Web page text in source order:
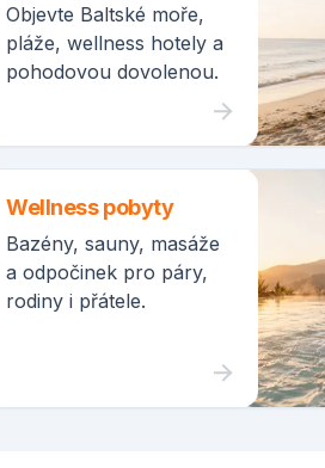
Objevte Baltské moře,
pláže, wellness hotely a
pohodovou dovolenou.
Wellness pobyty
Bazény, sauny, masáže
a odpočinek pro páry,
rodiny i přátele.